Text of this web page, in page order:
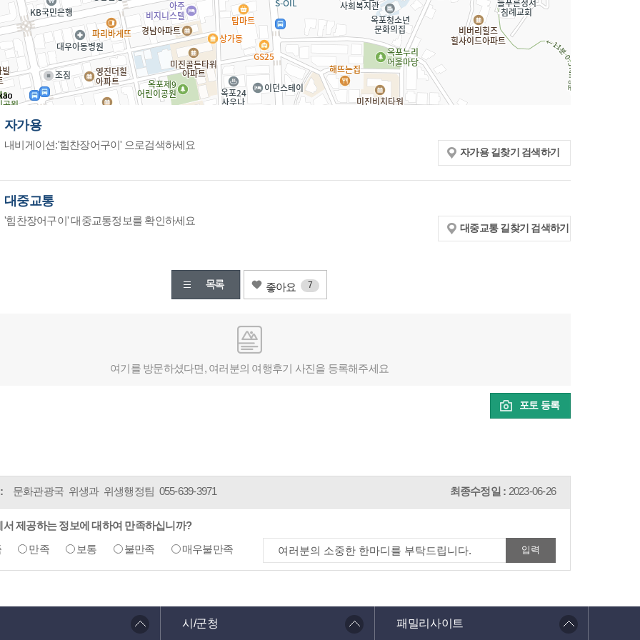
자가용
내비게이션:'힘찬장어구이' 으로검색하세요
자가용 길찾기 검색하기
대중교통
'힘찬장어구이' 대중교통정보를 확인하세요
대중교통 길찾기 검색하기
좋아요 7
여기를 방문하셨다면, 여러분의 여행후기 사진을 등록해주세요
포토 등록
문화관광국 위생과 위생행정팀 055-639-3971 최종수정일 : 2023-06-26
서 제공하는 정보에 대하여 만족하십니까?
만족 보통 불만족 매우불만족
시/군청 패밀리사이트